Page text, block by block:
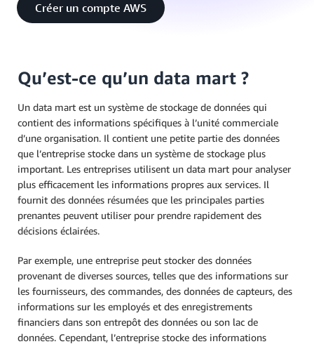
Créer un compte AWS
Qu’est-ce qu’un data mart ?
Un data mart est un système de stockage de données qui
contient des informations spécifiques à l’unité commerciale
d’une organisation. Il contient une petite partie des données
que l’entreprise stocke dans un système de stockage plus
important. Les entreprises utilisent un data mart pour analyser
plus efficacement les informations propres aux services. Il
fournit des données résumées que les principales parties
prenantes peuvent utiliser pour prendre rapidement des
décisions éclairées.
Par exemple, une entreprise peut stocker des données
provenant de diverses sources, telles que des informations sur
les fournisseurs, des commandes, des données de capteurs, des
informations sur les employés et des enregistrements
financiers dans son entrepôt des données ou son lac de
données. Cependant, l’entreprise stocke des informations